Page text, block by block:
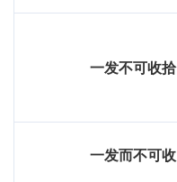
一发不可收拾
一发而不可收